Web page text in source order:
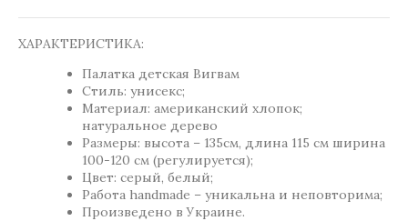
ХАРАКТЕРИСТИКА:
Палатка детская Вигвам
Стиль: унисекс;
Материал: американский хлопок;
натуральное дерево
Размеры: высота – 135см, длина 115 см ширина
100-120 см (регулируется);
Цвет: серый, белый;
Работа handmade – уникальна и неповторима;
Произведено в Украине.